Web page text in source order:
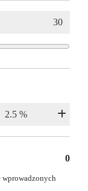
0
wprowadzonych